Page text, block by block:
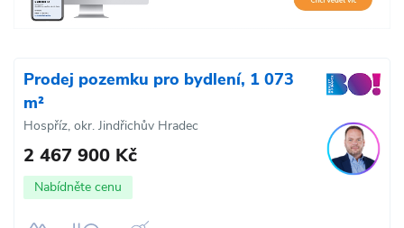
Prodej pozemku pro bydlení, 1 073
m²
Hospříz, okr. Jindřichův Hradec
2 467 900 Kč
Nabídněte cenu